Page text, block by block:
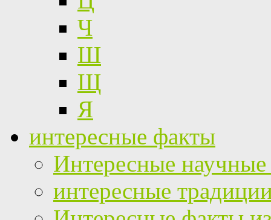
Ч
Ш
Щ
Я
интересные факты
Интересные
интересные